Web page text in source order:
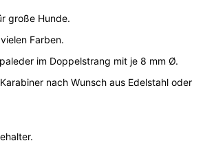
große Hunde.
Farben.
im Doppelstrang mit je 8 mm Ø.
nach Wunsch aus Edelstahl oder